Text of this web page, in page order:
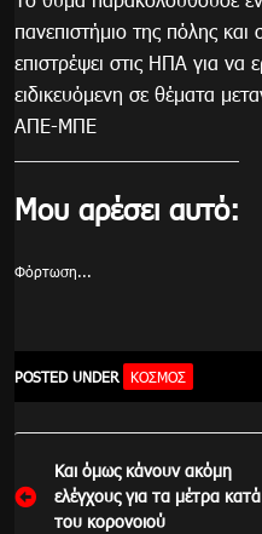
πανεπιστήμιο της πόλης
επιστρέψει στις ΗΠΑ για να
ειδικευόμενη σε θέματα
ΑΠΕ-ΜΠΕ
Μου αρέσει αυτό:
Φόρτωση...
POSTED UNDER ΚΌΣΜΟΣ
Πλοήγηση
άρθρων
Και όμως κάνουν ακόμη
ελέγχους για τα μέτρα κατά
του κορονοιού